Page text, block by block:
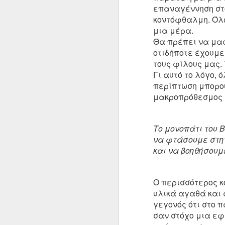
επαναγέννηση
κοντόφθαλμη.
μια μέρα.
Θα πρέπει να
οτιδήποτε
τους φίλους
Γι αυτό το λόγο,
περίπτωση
μακροπρόθεσμος
Το μονοπάτι του
να φτάσουμε
και να
Ο περισσότερος
υλικά αγαθά και
γεγονός ότι στο
σαν στόχο μια
February 22nd,
ΔΟΥΛΕΥΟΝΤΑΣ ΜΕ ΤΑ
Τζίγκμε Ρίνποτσε
Ο ανθρώπινος νους έχει την
συλλογίζεται πάνω στο νόημα
ποιοι είμαστε. Είμαστε σε θέση